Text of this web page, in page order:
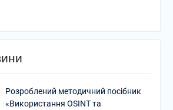
Розроблений методичний посібник
«Використання OSINT та